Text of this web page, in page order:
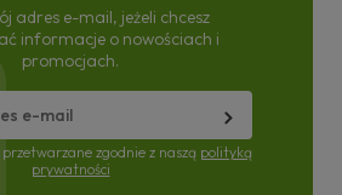
adres e-mail, jeżeli chcesz
informacje o nowościach i
promocjach.
zgodnie z naszą polityką
prywatności